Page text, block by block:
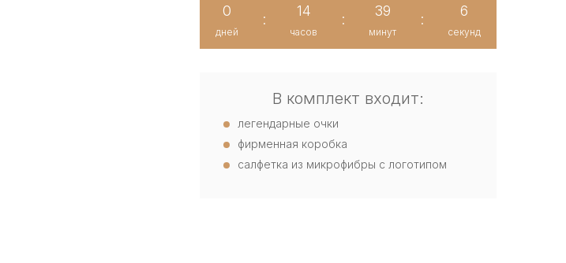
0
дней
:
14
часов
:
39
минут
:
5
секунд
В комплект входит:
легендарные очки
фирменная коробка
салфетка из микрофибры с логотипом